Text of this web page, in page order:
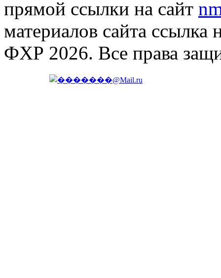
прямой ссылки на сайт
материалов сайта ссылка
ФХР 2026. Все права